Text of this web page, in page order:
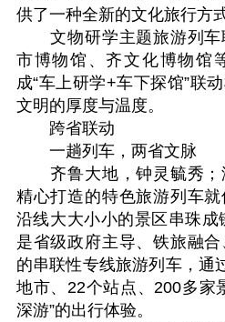
供了一种全新的文化旅行方式
文物研学主题旅游列车
市博物馆、齐文化博物馆
成“车上研学+车下探馆”联
文明的厚度与温度。
跨省联动
一趟列车，两省文脉
齐鲁大地，钟灵毓秀；
精心打造的特色旅游列车
沿线大大小小的景区串珠成
是省级政府主导、铁旅融
的串联性专线旅游列车，通
地市、22个站点、200多家
深游”的出行体验。